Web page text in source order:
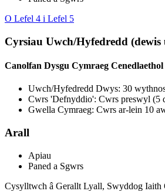
O Lefel 4 i Lefel 5
Cyrsiau Uwch/Hyfedredd (dewis
Canolfan Dysgu Cymraeg
Uwch/Hyfedredd Dwys: 30
Cwrs 'Defnyddio': Cwrs preswyl (5
Gwella Cymraeg: Cwrs ar-lein 10
Arall
Apiau
Paned a Sgwrs
Cysylltwch â Gerallt Lyall, Swyddog Iaith